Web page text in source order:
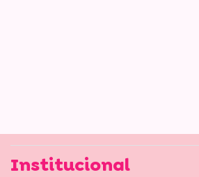
Institucional